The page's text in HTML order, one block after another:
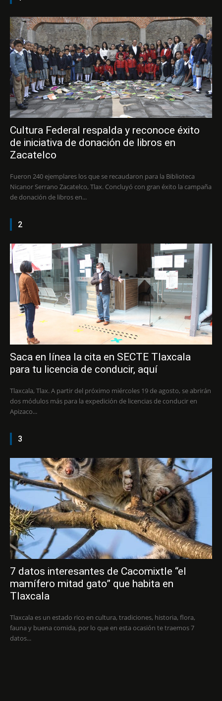
Cultura Federal respalda y reconoce éxito
de iniciativa de donación de libros en
Zacatelco
Fueron 240 ejemplares los que se recaudaron para la Biblioteca
Nicanor Serrano Zacatelco, Tlax. Concluyó con gran éxito la campaña
de donación de libros en...
2
Saca en línea la cita en SECTE Tlaxcala
para tu licencia de conducir, aquí
Tlaxcala, Tlax. A partir del próximo miércoles 19 de agosto, se abrirán
dos módulos más para la expedición de licencias de conducir en
Apizaco...
3
7 datos interesantes de Cacomixtle “el
mamífero mitad gato” que habita en
Tlaxcala
Tlaxcala es un estado rico en cultura, tradiciones, historia, flora,
fauna y buena comida, por lo que en esta ocasión te traemos 7
datos...